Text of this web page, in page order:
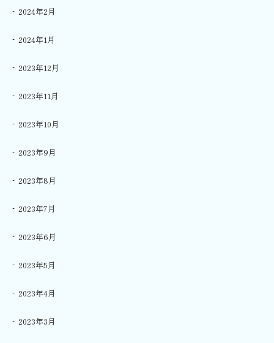
2024年2月
2024年1月
2023年12月
2023年11月
2023年10月
2023年9月
2023年8月
2023年7月
2023年6月
2023年5月
2023年4月
2023年3月